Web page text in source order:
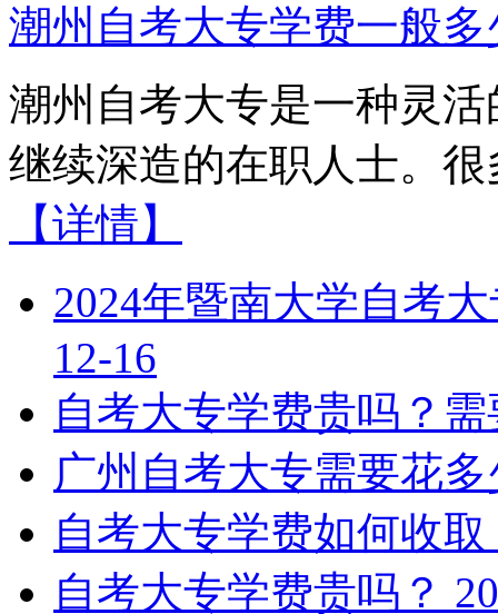
潮州自考大专学费一般多
潮州自考大专是一种灵
继续深造的在职人士。
【详情】
2024年暨南大学自考
12-16
自考大专学费贵吗？
广州自考大专需要花
自考大专学费如何收取
自考大专学费贵吗？